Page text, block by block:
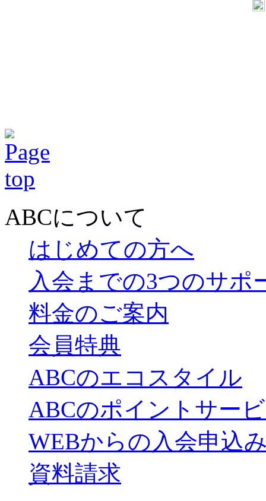
ABCについて
はじめての方へ
入会までの3つのサポ
料金のご案内
会員特典
ABCのエコスタイル
ABCのポイントサー
WEBからの入会申込
資料請求